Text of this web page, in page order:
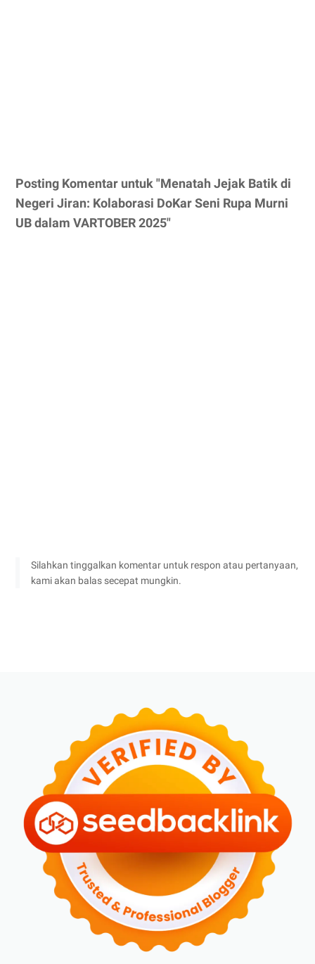
Posting Komentar untuk "Menatah Jejak Batik di
Negeri Jiran: Kolaborasi DoKar Seni Rupa Murni
UB dalam VARTOBER 2025"
Silahkan tinggalkan komentar untuk respon atau pertanyaan,
kami akan balas secepat mungkin.